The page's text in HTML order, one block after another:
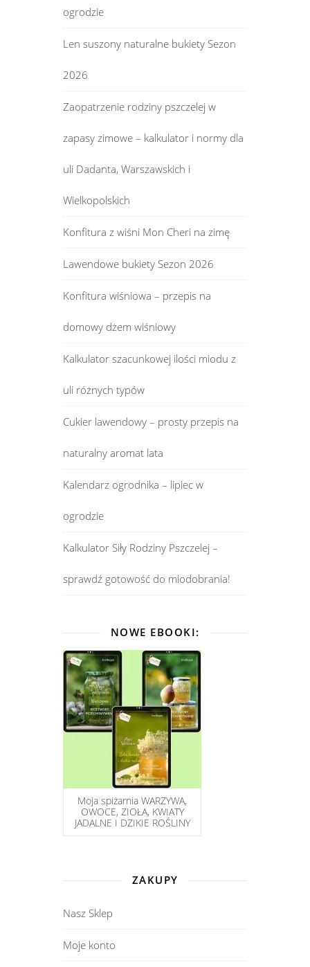
ogrodzie
Len suszony naturalne bukiety Sezon
2026
Zaopatrzenie rodziny pszczelej w
zapasy zimowe – kalkulator i normy dla
uli Dadanta, Warszawskich i
Wielkopolskich
Konfitura z wiśni Mon Cheri na zimę
Lawendowe bukiety Sezon 2026
Konfitura wiśniowa – przepis na
domowy dżem wiśniowy
Kalkulator szacunkowej ilości miodu z
uli różnych typów
Cukier lawendowy – prosty przepis na
naturalny aromat lata
Kalendarz ogrodnika – lipiec w
ogrodzie
Kalkulator Siły Rodziny Pszczelej –
sprawdź gotowość do miodobrania!
NOWE EBOOKI:
Moja spiżarnia WARZYWA,
OWOCE, ZIOŁA, KWIATY
JADALNE I DZIKIE ROŚLINY
ZAKUPY
Nasz Sklep
Moje konto